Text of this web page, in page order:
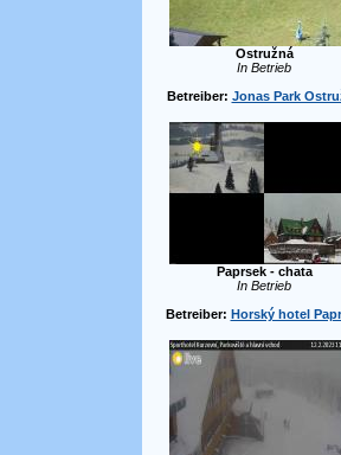
Ostružná
In Betrieb
Betreiber: Jonas Park
Paprsek - chata
In Betrieb
Betreiber: Horský hotel